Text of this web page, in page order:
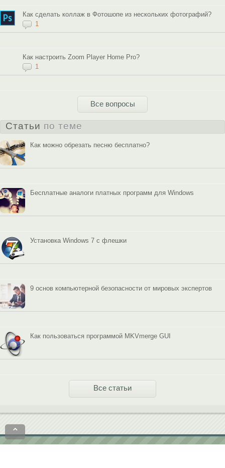
Как сделать коллаж в Фотошопе из нескольких фотографий?
1
Как настроить Zoom Player Home Pro?
1
Все вопросы
Статьи по теме
Как можно обрезать песню бесплатно?
Бесплатные аналоги платных программ для Windows
Установка Windows 7 c флешки
9 основ компьютерной безопасности от мировых экспертов
Как пользоваться программой MKVmerge GUI
Все статьи
⌃